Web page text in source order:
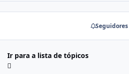
Seguidores
Ir para a lista de tópicos